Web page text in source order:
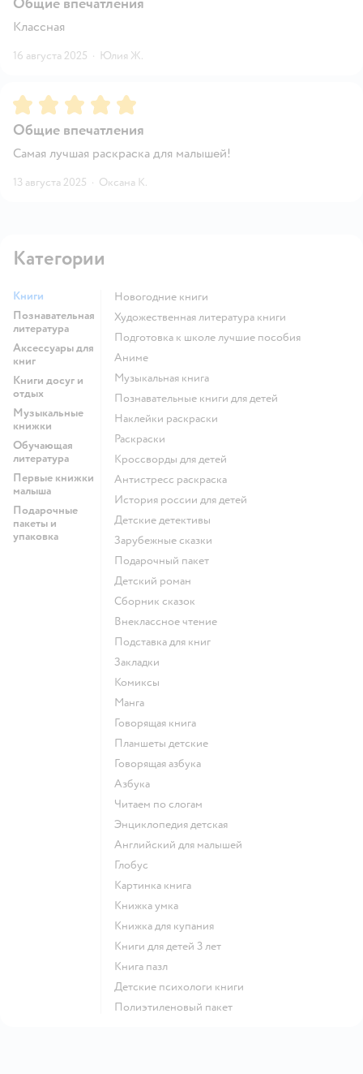
Классная
16 августа 2025 · Юлия Ж.
Рейтинг:5
Общие впечатления
Самая лучшая раскраска для малышей!
13 августа 2025 · Оксана К.
Категории
Книги
Познавательная
литература
Аксессуары для
книг
Книги досуг и
отдых
Музыкальные
книжки
Обучающая
литература
Первые книжки
малыша
Подарочные
пакеты и
упаковка
новогодние книги
художественная литература книги
подготовка к школе лучшие пособия
Аниме
музыкальная книга
познавательные книги для детей
наклейки раскраски
раскраски
кроссворды для детей
антистресс раскраска
история россии для детей
детские детективы
зарубежные сказки
подарочный пакет
детский роман
сборник сказок
внеклассное чтение
подставка для книг
закладки
комиксы
манга
говорящая книга
Планшеты детские
говорящая азбука
азбука
читаем по слогам
энциклопедия детская
английский для малышей
глобус
картинка книга
книжка умка
книжка для купания
книги для детей 3 лет
книга пазл
детские психологи книги
полиэтиленовый пакет